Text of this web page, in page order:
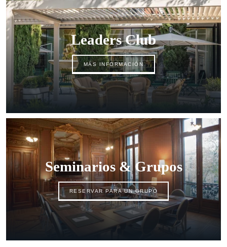
Leaders Club
MÁS INFORMACIÓN
Seminarios & Grupos
RESERVAR PARA UN GRUPO
Français
Español
English
中国
Hotel
Habitaciones
Suites
Casas
Gastronomía de Pierre Gagnaire
Brasserie de Pierre Gagnaire
Bar Hemingway
Temporada de verano
Feria des Vendanges ♫
Seminarios & Eventos
Ofertas
Familia
Servicios y ocio